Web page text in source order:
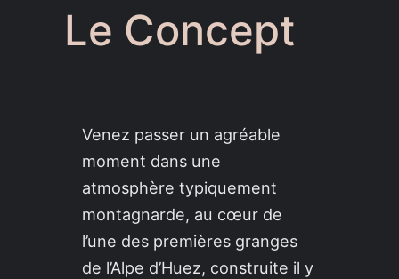
Le Concept
Venez passer un agréable
moment dans une
atmosphère typiquement
montagnarde, au cœur de
l’une des premières granges
de l’Alpe d’Huez, construite il y